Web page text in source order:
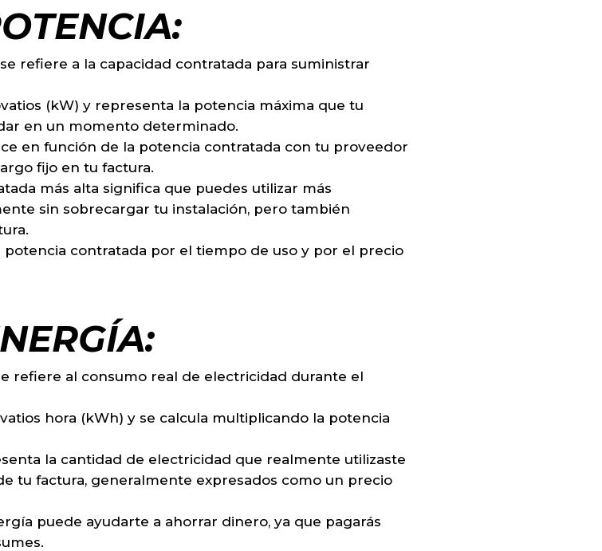
refiere a la capacidad contratada para suministrar
(kW) y representa la potencia máxima que tu
en un momento determinado.
en función de la potencia contratada con tu proveedor
fijo en tu factura.
más alta significa que puedes utilizar más
sin sobrecargar tu instalación, pero también
contratada por el tiempo de uso y por el precio
refiere al consumo real de electricidad durante el
hora (kWh) y se calcula multiplicando la potencia
la cantidad de electricidad que realmente utilizaste
tu factura, generalmente expresados como un precio
puede ayudarte a ahorrar dinero, ya que pagarás